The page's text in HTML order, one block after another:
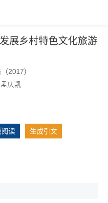
展乡村特色文化旅游
2017）
孟庆凯
阅读 生成引文